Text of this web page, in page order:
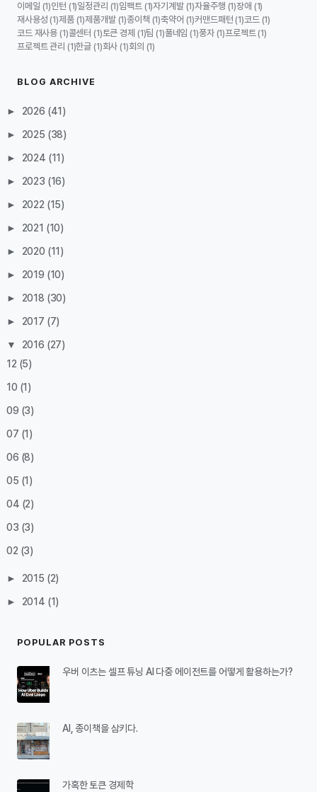
이메일 (1)인턴 (1)일정관리 (1)임팩트 (1)자기계발 (1)자율주행 (1)장애 (1)
재사용성 (1)제품 (1)제품개발 (1)종이책 (1)축약어 (1)커맨드패턴 (1)코드 (1)
코드 재사용 (1)콜센터 (1)토큰 경제 (1)팀 (1)풀네임 (1)풍자 (1)프로젝트 (1)
프로젝트 관리 (1)한글 (1)회사 (1)회의 (1)
BLOG ARCHIVE
► 2026 (41)
► 2025 (38)
► 2024 (11)
► 2023 (16)
► 2022 (15)
► 2021 (10)
► 2020 (11)
► 2019 (10)
► 2018 (30)
► 2017 (7)
▼ 2016 (27)
12 (5)
10 (1)
09 (3)
07 (1)
06 (8)
05 (1)
04 (2)
03 (3)
02 (3)
► 2015 (2)
► 2014 (1)
POPULAR POSTS
우버 이츠는 셀프 튜닝 AI 다중 에이전트를 어떻게 활용하는가?
AI, 종이책을 삼키다.
가혹한 토큰 경제학